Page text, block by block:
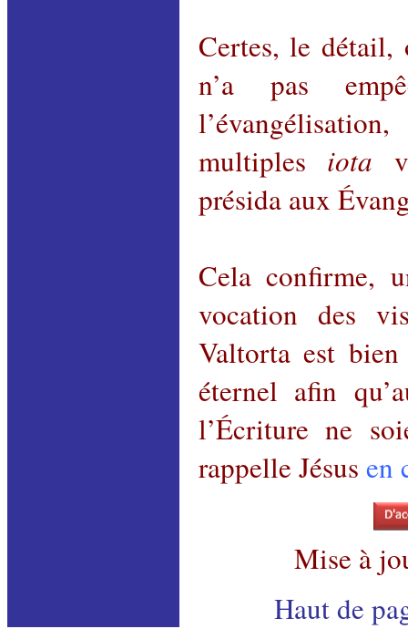
Certes, le détail,
n’a pas
multiples iota
présida aux
Cela confirme,
vocation des
Valtorta est
éternel afin
l’Écriture ne
rappelle Jésus en
Mise à
Haut de